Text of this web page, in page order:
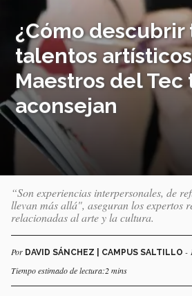
¿Cómo descubrir
talentos
Maestros del Tec
aconsejan
“Son experiencias interpersonales, de
llevan más allá", aseguran los expertos
relacionadas al arte y la cultura.
Por DAVID SÁNCHEZ | CAMPUS SALTILLO -
Tiempo estimado de lectura:2 mins